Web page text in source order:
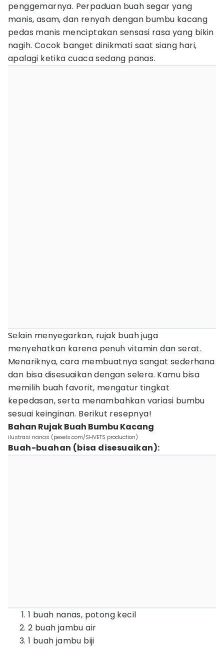
penggemarnya. Perpaduan buah segar yang
manis, asam, dan renyah dengan bumbu kacang
pedas manis menciptakan sensasi rasa yang bikin
nagih. Cocok banget dinikmati saat siang hari,
apalagi ketika cuaca sedang panas.
Selain menyegarkan, rujak buah juga
menyehatkan karena penuh vitamin dan serat.
Menariknya, cara membuatnya sangat sederhana
dan bisa disesuaikan dengan selera. Kamu bisa
memilih buah favorit, mengatur tingkat
kepedasan, serta menambahkan variasi bumbu
sesuai keinginan. Berikut resepnya!
Bahan Rujak Buah Bumbu Kacang
ilustrasi nanas (pexels.com/SHVETS production)
Buah-buahan (bisa disesuaikan):
1 buah nanas, potong kecil
2 buah jambu air
1 buah jambu biji